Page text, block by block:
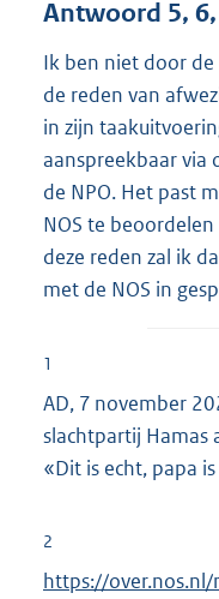
Antwoord 5,
Ik ben niet door de
de reden van
in zijn
aanspreekbaar via
de NPO. Het past
NOS te
deze reden zal ik
met de NOS in
1
AD, 7 november
slachtpartij Hamas
«Dit is echt, papa
2
E
https://